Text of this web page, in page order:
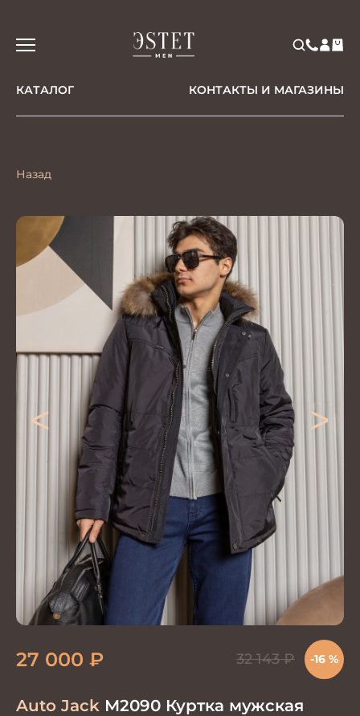
КАТАЛОГ КОНТАКТЫ И МАГАЗИНЫ
Назад
< >
Auto Jack М2090 Куртка мужская
27 000 ₽ 32 143₽ -16 %